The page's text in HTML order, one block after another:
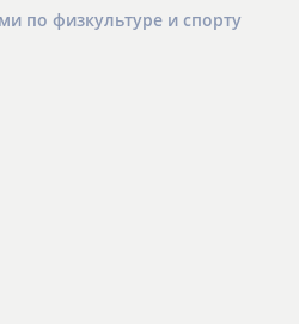
по физкультуре и спорту